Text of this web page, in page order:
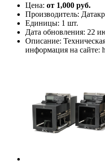
Цена: от 1,000 руб.
Производитель:
Единицы: 1 шт.
Дата обновления: 22
Описание:
информация на сайте: